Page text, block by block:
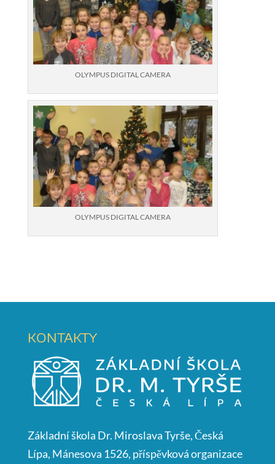
OLYMPUS DIGITAL CAMERA
OLYMPUS DIGITAL CAMERA
KONTAKTY
Základní škola Dr. Miroslava Tyrše, Česká
Lípa, Mánesova 1526, příspěvková organizace